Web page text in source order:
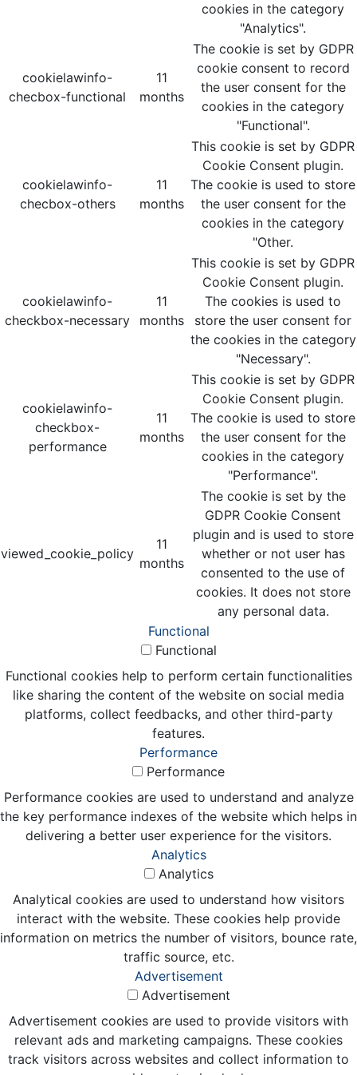
cookies in the category
"Analytics".
cookielawinfo-
checbox-functional
11
months
The cookie is set by GDPR
cookie consent to record
the user consent for the
cookies in the category
"Functional".
cookielawinfo-
checbox-others
11
months
This cookie is set by GDPR
Cookie Consent plugin.
The cookie is used to store
the user consent for the
cookies in the category
"Other.
cookielawinfo-
checkbox-necessary
11
months
This cookie is set by GDPR
Cookie Consent plugin.
The cookies is used to
store the user consent for
the cookies in the category
"Necessary".
cookielawinfo-
checkbox-
performance
11
months
This cookie is set by GDPR
Cookie Consent plugin.
The cookie is used to store
the user consent for the
cookies in the category
"Performance".
viewed_cookie_policy
11
months
The cookie is set by the
GDPR Cookie Consent
plugin and is used to store
whether or not user has
consented to the use of
cookies. It does not store
any personal data.
Functional
Functional
Functional cookies help to perform certain functionalities
like sharing the content of the website on social media
platforms, collect feedbacks, and other third-party
features.
Performance
Performance
Performance cookies are used to understand and analyze
the key performance indexes of the website which helps in
delivering a better user experience for the visitors.
Analytics
Analytics
Analytical cookies are used to understand how visitors
interact with the website. These cookies help provide
information on metrics the number of visitors, bounce rate,
traffic source, etc.
Advertisement
Advertisement
Advertisement cookies are used to provide visitors with
relevant ads and marketing campaigns. These cookies
track visitors across websites and collect information to